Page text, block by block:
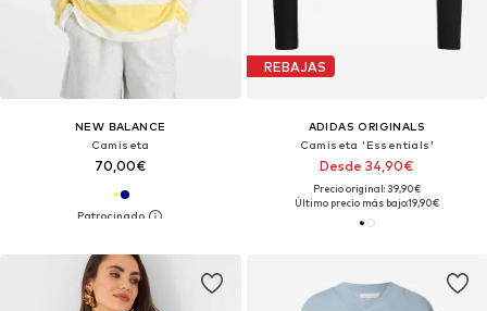
NEW BALANCE
Camiseta
70,00€
REBAJAS
ADIDAS ORIGINALS
Camiseta 'Essentials'
Desde 34,90€
Precio original: 39,90€
Último precio más bajo:19,90€